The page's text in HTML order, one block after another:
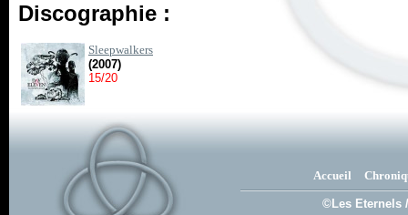
Discographie :
Sleepwalkers
(2007)
15/20
Accueil
©Les Eternels